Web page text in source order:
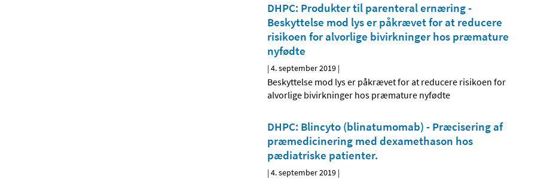
DHPC: Produkter til parenteral ernæring -
Beskyttelse mod lys er påkrævet for at reducere
risikoen for alvorlige bivirkninger hos præmature
nyfødte
|4. september 2019 |
Beskyttelse mod lys er påkrævet for at reducere risikoen for
alvorlige bivirkninger hos præmature nyfødte
DHPC: Blincyto (blinatumomab) - Præcisering af
præmedicinering med dexamethason hos
pædiatriske patienter.
|4. september 2019 |